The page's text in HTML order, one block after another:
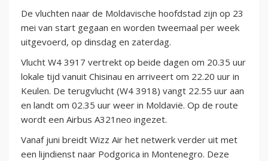
De vluchten naar de Moldavische hoofdstad zijn op 23
mei van start gegaan en worden tweemaal per week
uitgevoerd, op dinsdag en zaterdag.
Vlucht W4 3917 vertrekt op beide dagen om 20.35 uur
lokale tijd vanuit Chisinau en arriveert om 22.20 uur in
Keulen. De terugvlucht (W4 3918) vangt 22.55 uur aan
en landt om 02.35 uur weer in Moldavië. Op de route
wordt een Airbus A321neo ingezet.
Vanaf juni breidt Wizz Air het netwerk verder uit met
een lijndienst naar Podgorica in Montenegro. Deze